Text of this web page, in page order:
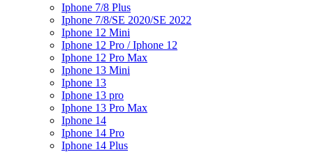
Iphone 7/8 Plus
Iphone 7/8/SE 2020/SE 2022
Iphone 12 Mini
Iphone 12 Pro / Iphone 12
Iphone 12 Pro Max
Iphone 13 Mini
Iphone 13
Iphone 13 pro
Iphone 13 Pro Max
Iphone 14
Iphone 14 Pro
Iphone 14 Plus